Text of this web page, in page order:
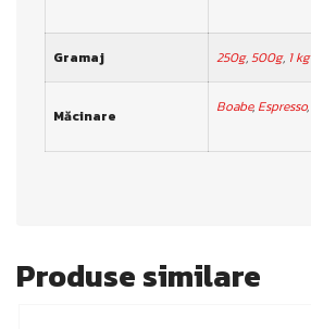
Gramaj 250g,500g, 1 kg
Măcinare Boabe, Espresso,
Produse similare